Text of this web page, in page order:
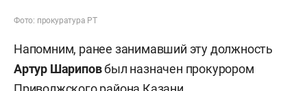
Фото: прокуратура РТ
Напомним, ранее занимавший эту должность
Артур Шариповбыл назначен прокурором